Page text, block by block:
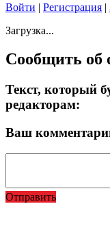
Войти | Регистрация |
Загрузка...
Сообщить об
Текст, который
редакторам:
Ваш
Отправить